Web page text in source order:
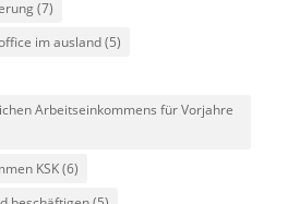
(7)
im ausland(5)
Arbeitseinkommens für Vorjahre
KSK(6)